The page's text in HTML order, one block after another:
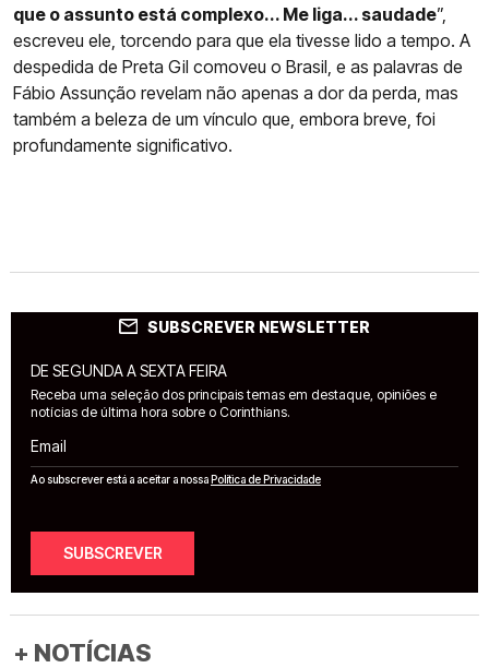
que o assunto está complexo... Me liga... saudade”,
escreveu ele, torcendo para que ela tivesse lido a tempo. A
despedida de Preta Gil comoveu o Brasil, e as palavras de
Fábio Assunção revelam não apenas a dor da perda, mas
também a beleza de um vínculo que, embora breve, foi
profundamente significativo.
SUBSCREVER NEWSLETTER
DE SEGUNDA A SEXTA FEIRA
Receba uma seleção dos principais temas em destaque, opiniões e
notícias de última hora sobre o Corinthians.
Email
Ao subscrever está a aceitar a nossaPolítica de Privacidade
SUBSCREVER
+ NOTÍCIAS